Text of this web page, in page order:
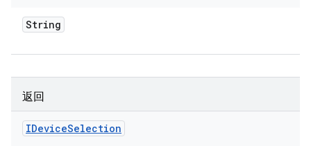
String
返回
IDeviceSelection